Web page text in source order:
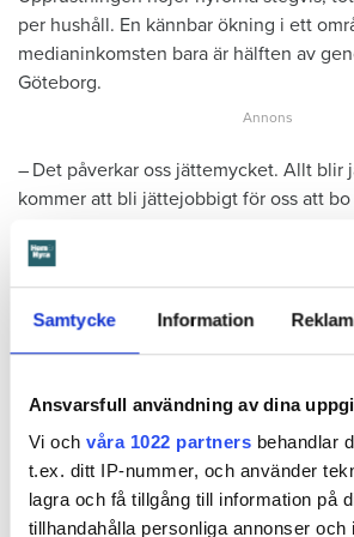
Samtycke Information
Ansvarsfull användning av dina
Vi och våra 1022 partnersbehandlar
t.ex. ditt IP-nummer, och använder
lagra och få tillgång till information på
tillhandahålla personliga annonser och
per hushåll. En kännbar ökning i ett
medianinkomsten bara är hälften av
Göteborg.
– Det påverkar oss jättemycket. Allt blir
kommer att bli jättejobbigt för oss att bo
Och hyresstegringen stoppar inte där. I
hyresförhandlingar har Khaleds
bolaget en omfattande stamrenovering
tidigare än planerat. Var hyrorna landar
Läs också